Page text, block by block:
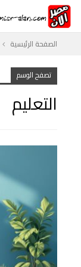
الصفحة الرئيسية
تصفح الوسم
التعليم